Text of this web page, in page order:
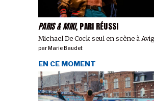
PARIS & MIKI, PARI RÉUSSI
Michael De Cock seul en scène à
parMarie Baudet
EN CE MOMENT